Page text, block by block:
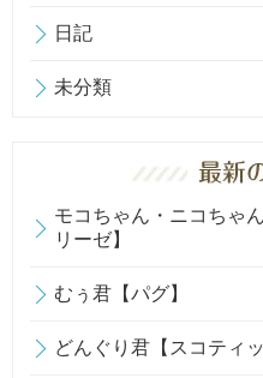
日記
未分類
モコちゃん・ニコちゃ
リーゼ】
むぅ君【パグ】
どんぐり君【スコティ